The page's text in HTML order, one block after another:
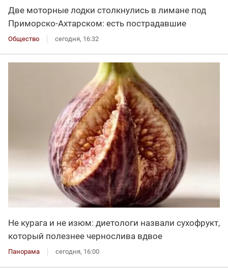
Две моторные лодки столкнулись в лимане под
Приморско-Ахтарском: есть пострадавшие
Общество сегодня, 16:32
Не курага и не изюм: диетологи назвали сухофрукт,
который полезнее чернослива вдвое
Панорама сегодня, 16:00